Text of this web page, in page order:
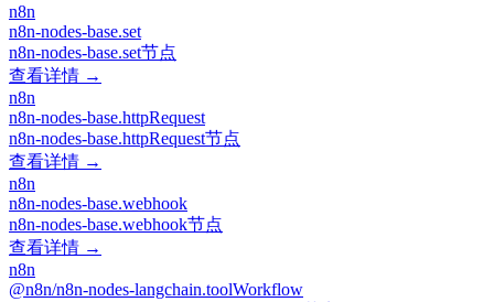
n8n
n8n-nodes-base.set
n8n-nodes-base.set节点
查看详情 →
n8n
n8n-nodes-base.httpRequest
n8n-nodes-base.httpRequest节点
查看详情 →
n8n
n8n-nodes-base.webhook
n8n-nodes-base.webhook节点
查看详情 →
n8n
@n8n/n8n-nodes-langchain.toolWorkflow